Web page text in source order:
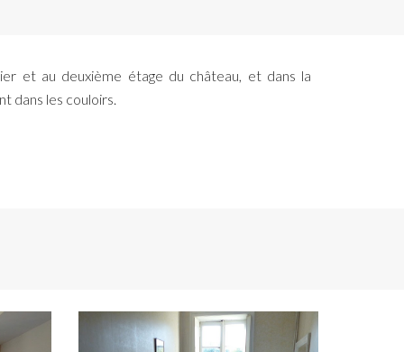
et au deuxième étage du château, et dans la
dans les couloirs.